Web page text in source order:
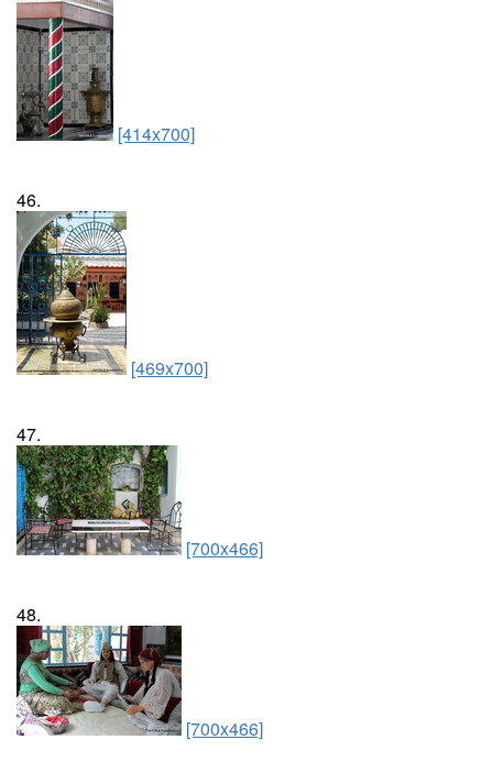
[414x700]
46.
[469x700]
47.
[700x466]
48.
[700x466]